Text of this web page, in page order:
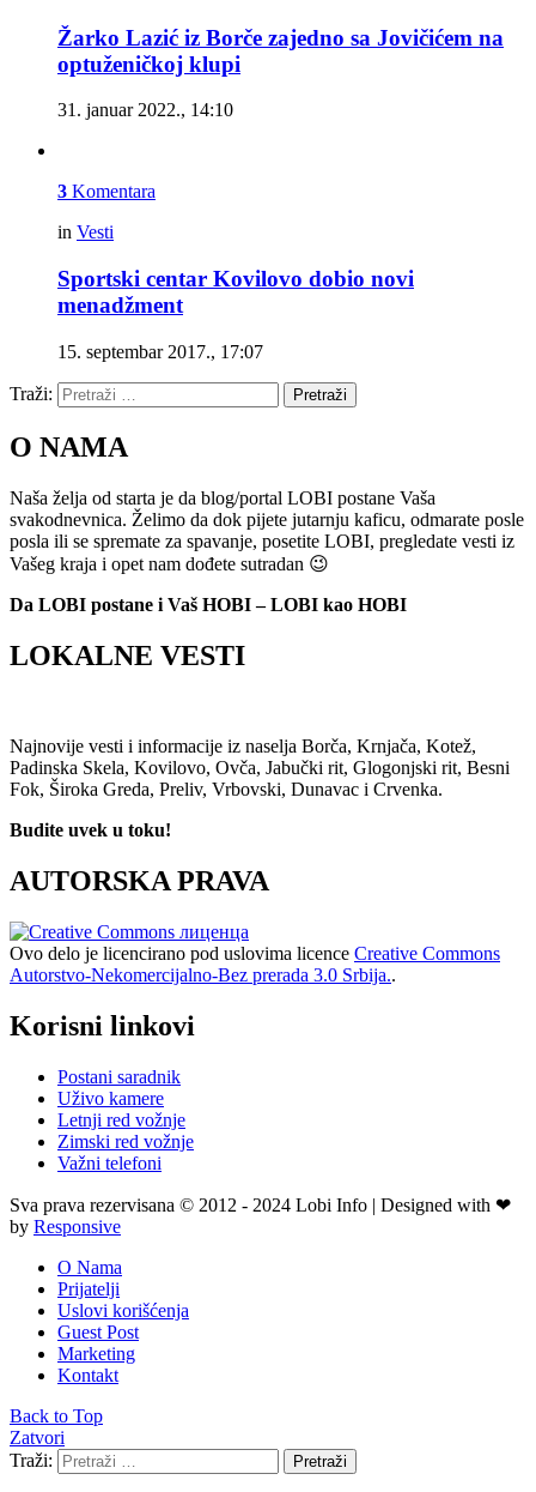
Žarko Lazić iz Borče zajedno sa Jovičićem na
optuženičkoj klupi
31. januar 2022., 14:10
3 Komentara
in Vesti
Sportski centar Kovilovo dobio novi
menadžment
15. septembar 2017., 17:07
Traži: Pretraži
O NAMA
Naša želja od starta je da blog/portal LOBI postane Vaša
svakodnevnica. Želimo da dok pijete jutarnju kaficu, odmarate posle
posla ili se spremate za spavanje, posetite LOBI, pregledate vesti iz
Vašeg kraja i opet nam dođete sutradan 😉
Da LOBI postane i Vaš HOBI – LOBI kao HOBI
LOKALNE VESTI
Najnovije vesti i informacije iz naselja Borča, Krnjača, Kotež,
Padinska Skela, Kovilovo, Ovča, Jabučki rit, Glogonjski rit, Besni
Fok, Široka Greda, Preliv, Vrbovski, Dunavac i Crvenka.
Budite uvek u toku!
AUTORSKA PRAVA
Ovo delo je licencirano pod uslovima licence Creative Commons
Autorstvo-Nekomercijalno-Bez prerada 3.0 Srbija..
Korisni linkovi
Postani saradnik
Uživo kamere
Letnji red vožnje
Zimski red vožnje
Važni telefoni
Sva prava rezervisana © 2012 - 2024 Lobi Info | Designed with ❤
by Responsive
O Nama
Prijatelji
Uslovi korišćenja
Guest Post
Marketing
Kontakt
Back to Top
Zatvori
Traži:
Pretraži